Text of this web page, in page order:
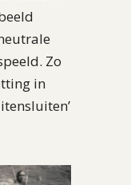
Zo
in